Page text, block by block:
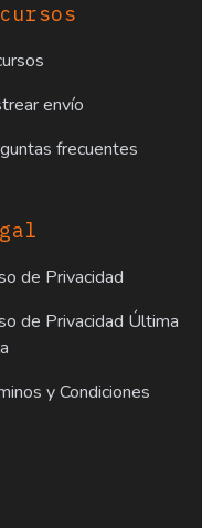
envío
frecuentes
de Privacidad
de Privacidad Última
y Condiciones